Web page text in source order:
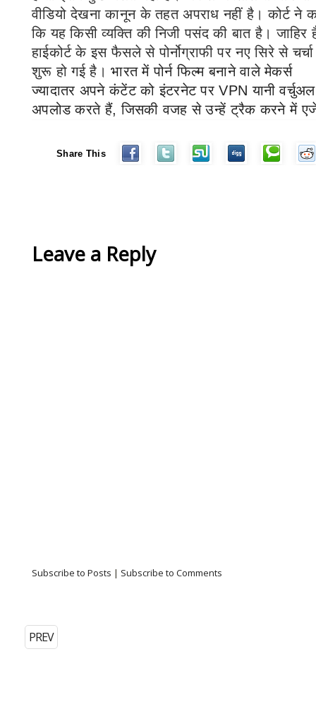
वीडियो देखना कानून के तहत अपराध नहीं है। कोर्ट ने
कि यह किसी व्यक्ति की निजी पसंद की बात है। जाहिर
हाईकोर्ट के इस फैसले से पोर्नोग्राफी पर नए सिरे से चर्चा
शुरू हो गई है।भारत में पोर्न फिल्म बनाने वाले मेकर्स
ज्यादातर अपने कंटेंट को इंटरनेट परVPNयानी
अपलोड करते हैं,जिसकी वजह से उन्हें ट्रैक करने में
Share This
Leave a Reply
Subscribe to Posts | Subscribe to Comments
PREV